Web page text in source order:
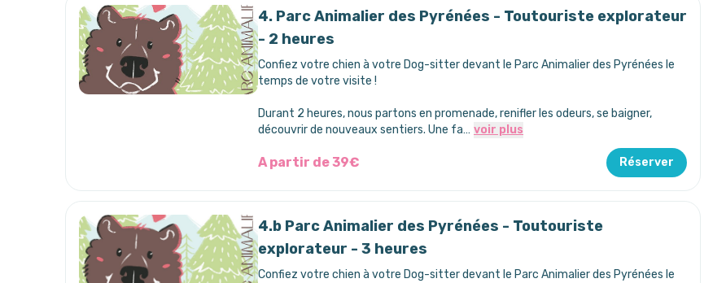
4. Parc Animalier des Pyrénées - Toutouriste explorateur
- 2 heures
Confiez votre chien à votre Dog-sitter devant le Parc Animalier des Pyrénées le
temps de votre visite !
Durant 2 heures, nous partons en promenade, renifler les odeurs, se baigner,
découvrir de nouveaux sentiers. Une fa… voir plus
A partir de 39€ Réserver
4.b Parc Animalier des Pyrénées - Toutouriste
explorateur - 3 heures
Confiez votre chien à votre Dog-sitter devant le Parc Animalier des Pyrénées le